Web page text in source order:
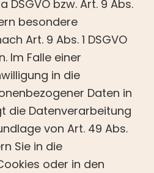
DSGVO bzw. Art. 9 Abs.
besondere
Art. 9 Abs. 1 DSGVO
Im Falle einer
in die
Daten in
die Datenverarbeitung
von Art. 49 Abs.
Sie in die
oder in den